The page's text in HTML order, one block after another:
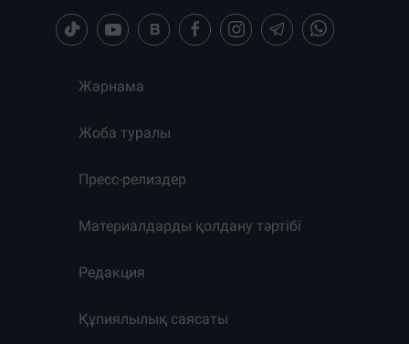
Жарнама
Жоба туралы
Пресс-релиздер
Материалдарды қолдану тәртібі
Редакция
Құпиялылық саясаты